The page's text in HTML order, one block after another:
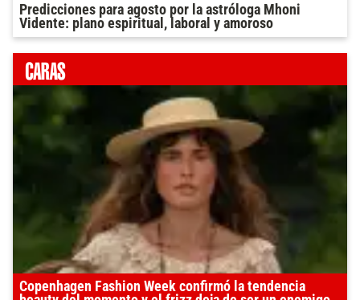
Predicciones para agosto por la astróloga Mhoni
Vidente: plano espiritual, laboral y amoroso
Copenhagen Fashion Week confirmó la tendencia